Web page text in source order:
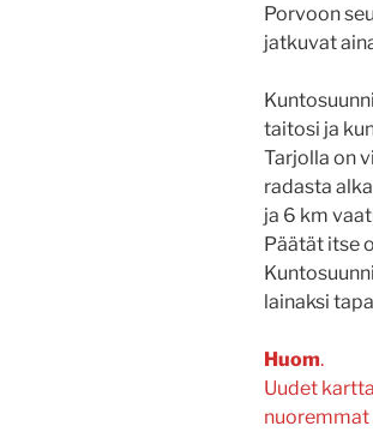
Porvoon
jatkuvat
taitosi ja
Tarjolla on
radasta
ja 6 km
Päätät itse
lainaksi
Huom.
Uudet
nuoremmat